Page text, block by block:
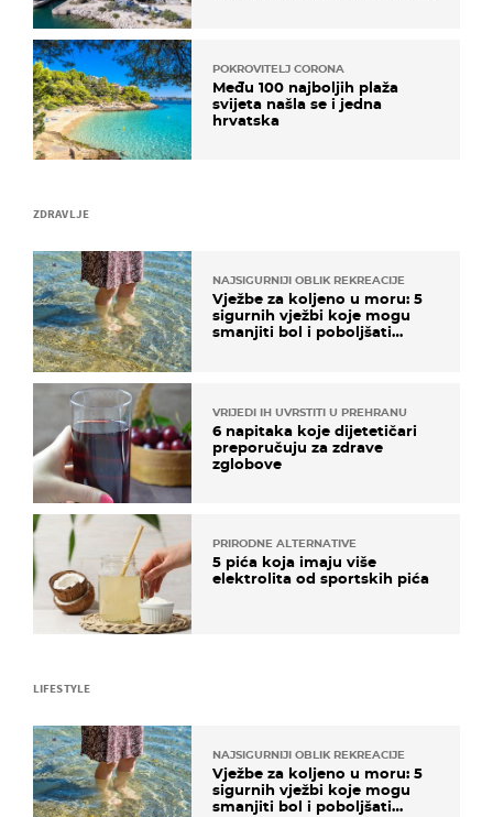
ZDRAVLJE
NAJSIGURNIJI OBLIK REKREACIJE
Vježbe za koljeno u moru: 5
sigurnih vježbi koje mogu
smanjiti bol i poboljšati
VRIJEDI IH UVRSTITI U PREHRANU
6 napitaka koje dijetetičari
preporučuju za zdrave
zglobove
PRIRODNE ALTERNATIVE
5 pića koja imaju više
elektrolita od sportskih pića
POKROVITELJ CORONA
Među 100 najboljih plaža
svijeta našla se i jedna
hrvatska
LIFESTYLE
NAJSIGURNIJI OBLIK REKREACIJE
Vježbe za koljeno u moru: 5
sigurnih vježbi koje mogu
smanjiti bol i poboljšati